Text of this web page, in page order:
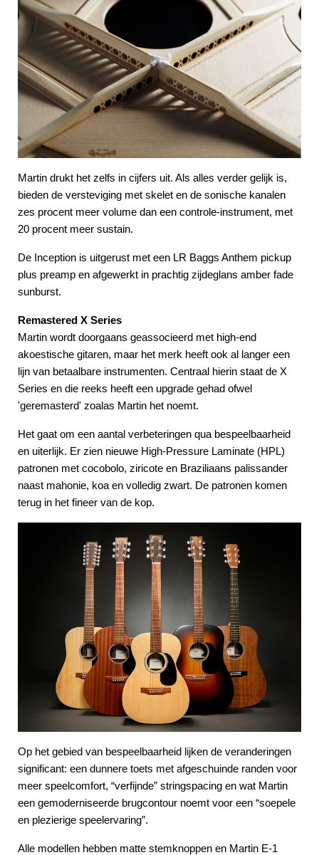
Martin drukt het zelfs in cijfers uit. Als alles verder gelijk is,
bieden de versteviging met skelet en de sonische kanalen
zes procent meer volume dan een controle-instrument, met
20 procent meer sustain.
De Inception is uitgerust met een LR Baggs Anthem pickup
plus preamp en afgewerkt in prachtig zijdeglans amber fade
sunburst.
Remastered X Series
Martin wordt doorgaans geassocieerd met high-end
akoestische gitaren, maar het merk heeft ook al langer een
lijn van betaalbare instrumenten. Centraal hierin staat de X
Series en die reeks heeft een upgrade gehad ofwel
'geremasterd' zoalas Martin het noemt.
Het gaat om een aantal verbeteringen qua bespeelbaarheid
en uiterlijk. Er zien nieuwe High-Pressure Laminate (HPL)
patronen met cocobolo, ziricote en Braziliaans palissander
naast mahonie, koa en volledig zwart. De patronen komen
terug in het fineer van de kop.
Op het gebied van bespeelbaarheid lijken de veranderingen
significant: een dunnere toets met afgeschuinde randen voor
meer speelcomfort, “verfijnde” stringspacing en wat Martin
een gemoderniseerde brugcontour noemt voor een “soepele
en plezierige speelervaring”.
Alle modellen hebben matte stemknoppen en Martin E-1